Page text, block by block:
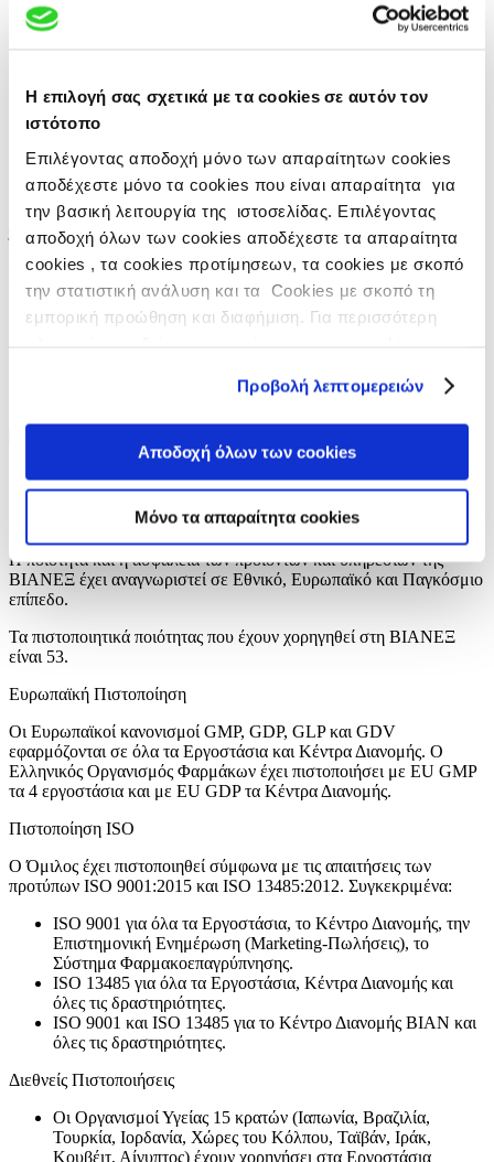
Η επιλογή σας σχετικά με τα cookies σε αυτόν τον
ιστότοπο
Επιλέγοντας αποδοχή μόνο των απαραίτητων cookies
αποδέχεστε μόνο τα cookies που είναι απαραίτητα για
την βασική λειτουργία της ιστοσελίδας. Επιλέγοντας
αποδοχή όλων των cookies αποδέχεστε τα απαραίτητα
cookies , τα cookies προτίμησεων, τα cookies με σκοπό
την στατιστική ανάλυση και τα Cookies με σκοπό τη
εμπορική προώθηση και διαφήμιση. Για περισσότερη
Προβολή λεπτομερειών
Αποδοχή όλων των cookies
Μόνο τα απαραίτητα cookies
ΕΛ
EN
SP
CH
AR
Επικοινωνία| Χάρτης| Οικονομικά Στοιχεία
Όροι χρήσης | Πολιτική Προστασίας Προσωπικών Δεδομένων
(Απορρήτου)| Πολιτική cookies
© 2014-2026 BIANEΞ Α.Ε.
Designed © Developed by Clickhouse
Ποιότητα Προϊόντων και Υπηρεσιών
Σύστημα Ποιότητας - Πιστοποίηση
Η ποιότητα και η ασφάλεια των προϊόντων και υπηρεσιών της
ΒΙΑΝΕΞ έχει αναγνωριστεί σε Εθνικό, Ευρωπαϊκό και Παγκόσμιο
επίπεδο.
Τα πιστοποιητικά ποιότητας που έχουν χορηγηθεί στη ΒΙΑΝΕΞ
είναι 53.
Ευρωπαϊκή Πιστοποίηση
Οι Eυρωπαϊκοί κανονισμοί GMP, GDP, GLP και GDV
εφαρμόζονται σε όλα τα Εργοστάσια και Κέντρα Διανομής. O
Ελληνικός Οργανισμός Φαρμάκων έχει πιστοποιήσει με EU GMP
τα 4 εργοστάσια και με EU GDP τα Κέντρα Διανομής.
Πιστοποίηση ISO
Ο Όμιλος έχει πιστοποιηθεί σύμφωνα με τις απαιτήσεις των
προτύπων ISO 9001:2015 και ISO 13485:2012. Συγκεκριμένα:
ISO 9001 για όλα τα Εργοστάσια, το Κέντρο Διανομής, την
Επιστημονική Ενημέρωση (Marketing-Πωλήσεις), το
Σύστημα Φαρμακοεπαγρύπνησης.
ISO 13485 για όλα τα Εργοστάσια, Κέντρα Διανομής και
όλες τις δραστηριότητες.
ISO 9001 και ΙSO 13485 για το Κέντρο Διανομής ΒΙΑΝ και
όλες τις δραστηριότητες.
Διεθνείς Πιστοποιήσεις
Οι Οργανισμοί Υγείας 15 κρατών (Ιαπωνία, Βραζιλία,
Τουρκία, Ιορδανία, Χώρες του Κόλπου, Ταϊβάν, Ιράκ,
Κουβέιτ, Αίγυπτος) έχουν χορηγήσει στα Εργοστάσια